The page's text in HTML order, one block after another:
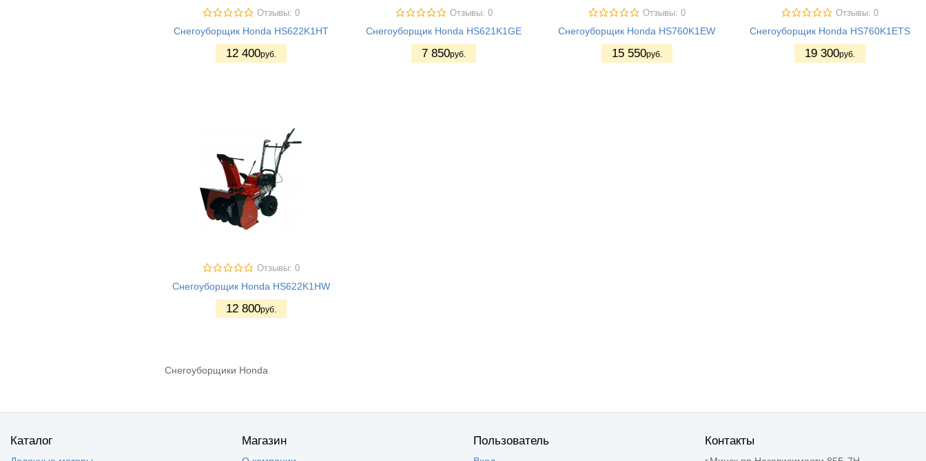
Отзывы: 0
Снегоуборщик Honda HS622K1HT
12 400руб.
Отзывы: 0
Снегоуборщик Honda HS621K1GE
7 850руб.
Отзывы: 0
Снегоуборщик Honda HS760K1EW
15 550руб.
Отзывы: 0
Снегоуборщик Honda HS760K1ETS
19 300руб.
Отзывы: 0
Снегоуборщик Honda HS622K1HW
12 800руб.
Снегоуборщики Honda
Каталог Магазин Пользователь Контакты